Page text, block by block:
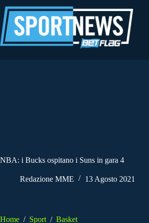
al
contenuto
NBA: i Bucks ospitano i Suns in gara 4
Redazione MME 13 Agosto 2021
Home / Sport / Basket